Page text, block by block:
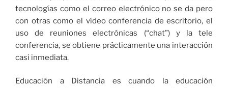
tecnologías como el correo electrónico no se da pero
con otras como el vídeo conferencia de escritorio, el
uso de reuniones electrónicas (“chat”) y la tele
conferencia, se obtiene prácticamente una interacción
casi inmediata.
Educación a Distancia es cuando la educación